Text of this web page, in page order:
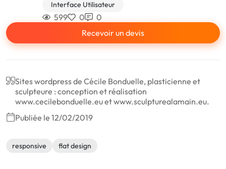
Interface Utilisateur
599 0
0
Recevoir un devis
Sites wordpress de Cécile Bonduelle, plasticienne et
sculpteure : conception et réalisation
www.cecilebonduelle.eu et www.sculpturealamain.eu.
Publiée le 12/02/2019
responsive flat design